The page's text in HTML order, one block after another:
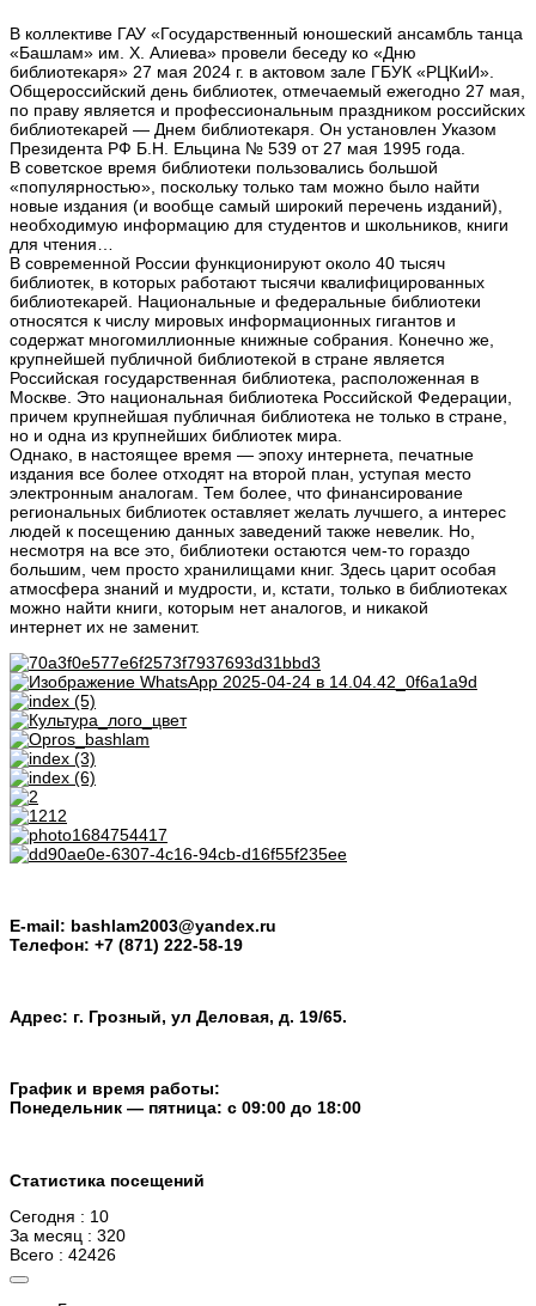
В коллективе ГАУ «Государственный юношеский ансамбль танца
«Башлам» им. Х. Алиева» провели беседу ко «Дню
библиотекаря» 27 мая 2024 г. в актовом зале ГБУК «РЦКиИ».
Общероссийский день библиотек, отмечаемый ежегодно 27 мая,
по праву является и профессиональным праздником российских
библиотекарей — Днем библиотекаря. Он установлен Указом
Президента РФ Б.Н. Ельцина № 539 от 27 мая 1995 года.
В советское время библиотеки пользовались большой
«популярностью», поскольку только там можно было найти
новые издания (и вообще самый широкий перечень изданий),
необходимую информацию для студентов и школьников, книги
для чтения…
В современной России функционируют около 40 тысяч
библиотек, в которых работают тысячи квалифицированных
библиотекарей. Национальные и федеральные библиотеки
относятся к числу мировых информационных гигантов и
содержат многомиллионные книжные собрания. Конечно же,
крупнейшей публичной библиотекой в стране является
Российская государственная библиотека, расположенная в
Москве. Это национальная библиотека Российской Федерации,
причем крупнейшая публичная библиотека не только в стране,
но и одна из крупнейших библиотек мира.
Однако, в настоящее время — эпоху интернета, печатные
издания все более отходят на второй план, уступая место
электронным аналогам. Тем более, что финансирование
региональных библиотек оставляет желать лучшего, а интерес
людей к посещению данных заведений также невелик. Но,
несмотря на все это, библиотеки остаются чем-то гораздо
большим, чем просто хранилищами книг. Здесь царит особая
атмосфера знаний и мудрости, и, кстати, только в библиотеках
можно найти книги, которым нет аналогов, и никакой
интернет их не заменит.
E-mail: bashlam2003@yandex.ru
Телефон: +7 (871) 222-58-19
Адрес: г. Грозный, ул Деловая, д. 19/65.
График и время работы:
Понедельник — пятница: с 09:00 до 18:00
Статистика посещений
Сегодня : 10
За месяц : 320
Всего : 42426